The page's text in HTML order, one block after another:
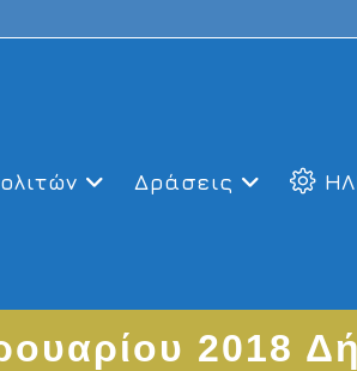
Δράσεις
2018